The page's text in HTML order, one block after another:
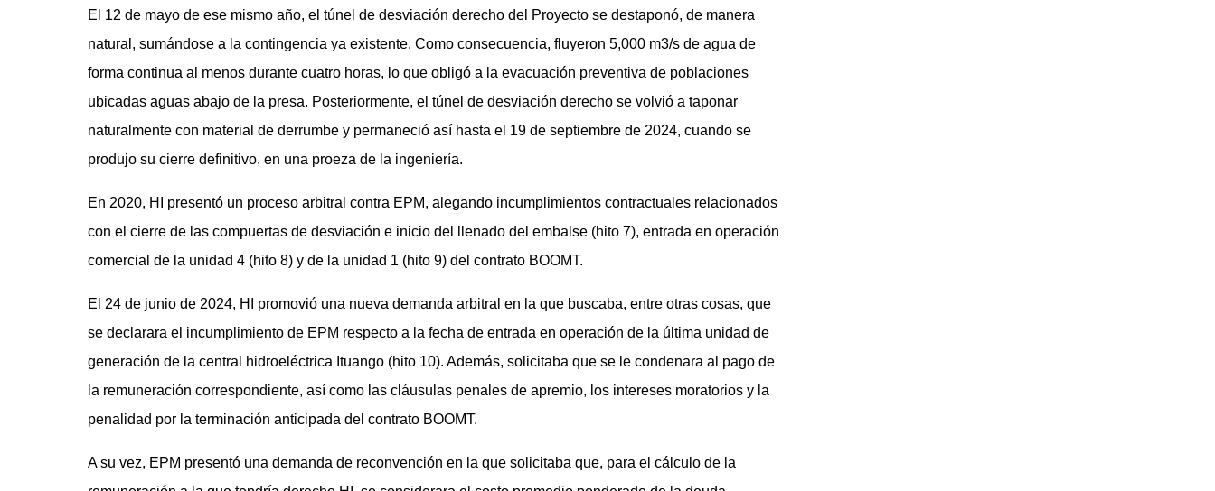
El 12 de mayo de ese mismo año, el túnel de desviación derecho del Proyecto se destaponó, de manera
natural, sumándose a la contingencia ya existente. Como consecuencia, fluyeron 5,000 m3/s de agua de
forma continua al menos durante cuatro horas, lo que obligó a la evacuación preventiva de poblaciones
ubicadas aguas abajo de la presa. Posteriormente, el túnel de desviación derecho se volvió a taponar
naturalmente con material de derrumbe y permaneció así hasta el 19 de septiembre de 2024, cuando se
produjo su cierre definitivo, en una proeza de la ingeniería.
En 2020, HI presentó un proceso arbitral contra EPM, alegando incumplimientos contractuales relacionados
con el cierre de las compuertas de desviación e inicio del llenado del embalse (hito 7), entrada en operación
comercial de la unidad 4 (hito 8) y de la unidad 1 (hito 9) del contrato BOOMT.
El 24 de junio de 2024, HI promovió una nueva demanda arbitral en la que buscaba, entre otras cosas, que
se declarara el incumplimiento de EPM respecto a la fecha de entrada en operación de la última unidad de
generación de la central hidroeléctrica Ituango (hito 10). Además, solicitaba que se le condenara al pago de
la remuneración correspondiente, así como las cláusulas penales de apremio, los intereses moratorios y la
penalidad por la terminación anticipada del contrato BOOMT.
A su vez, EPM presentó una demanda de reconvención en la que solicitaba que, para el cálculo de la